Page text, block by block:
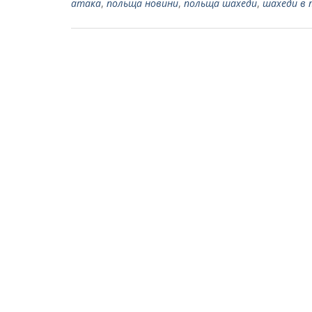
атака, польща новини, польща шахеди, шахеди в